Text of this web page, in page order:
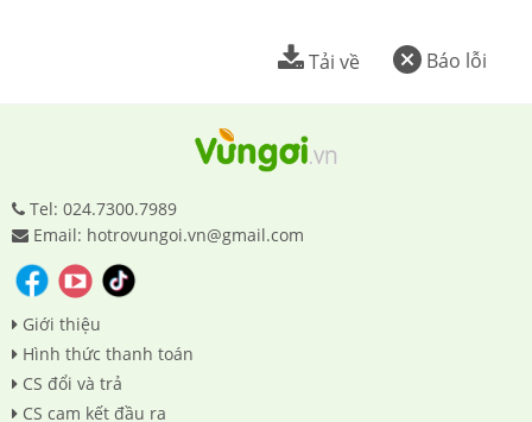
Báo lỗi
Tải về
Tel: 024.7300.7989
Email: hotrovungoi.vn@gmail.com
Giới thiệu
Hình thức thanh toán
CS đổi và trả
CS cam kết đầu ra